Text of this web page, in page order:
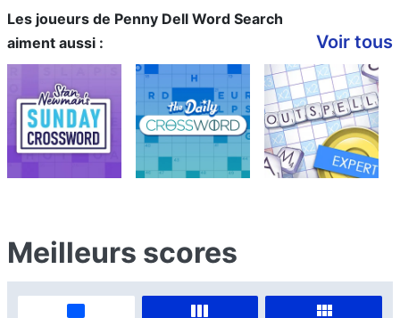
Les joueurs de Penny Dell Word Search
aiment aussi :
Voir tous
Meilleurs scores